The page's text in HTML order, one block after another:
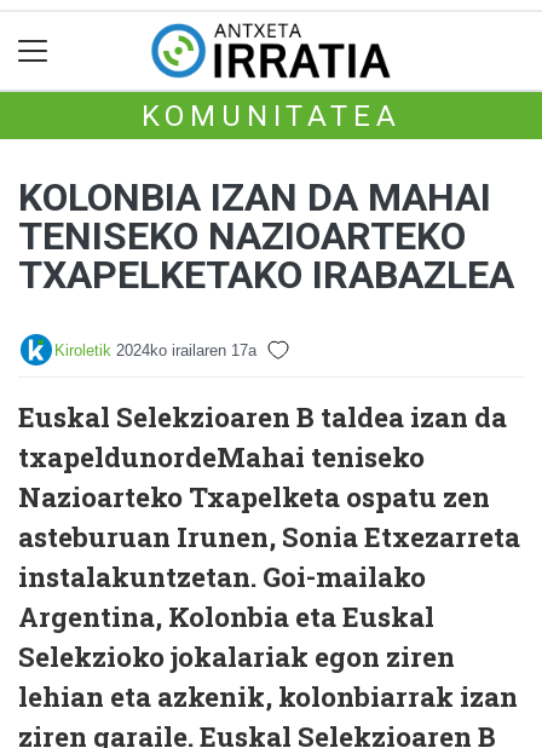
KOMUNITATEA
KOLONBIA IZAN DA MAHAI
TENISEKO NAZIOARTEKO
TXAPELKETAKO IRABAZLEA
Kiroletik 2024ko irailaren 17a
Euskal Selekzioaren B taldea izan da
txapeldunordeMahai teniseko
Nazioarteko Txapelketa ospatu zen
asteburuan Irunen, Sonia Etxezarreta
instalakuntzetan. Goi-mailako
Argentina, Kolonbia eta Euskal
Selekzioko jokalariak egon ziren
lehian eta azkenik, kolonbiarrak izan
ziren garaile. Euskal Selekzioaren B